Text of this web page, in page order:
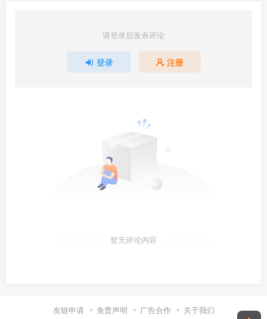
请登录后发表评论
登录 注册
暂无评论内容
友链申请 免责声明 广告合作 关于我们